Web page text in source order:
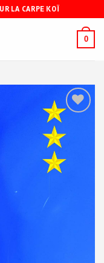
LA CARPE KOÏ
0
Ajouter
à ma
liste de
souhaits